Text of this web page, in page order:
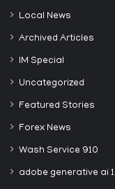
Local News
Archived Articles
IM Special
Uncategorized
Featured Stories
Forex News
Wash Service 910
adobe generative ai 1